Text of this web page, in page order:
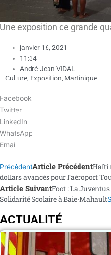
Une exposition de grande
janvier 16, 2021
11:34
André-Jean VIDAL
Culture, Exposition, Martinique
Facebook
Twitter
LinkedIn
WhatsApp
Email
PrécédentArticle PrécédentHaïti
dollars avancés pour l’aéroport
Article SuivantFoot : La
Solidarité Scolaire à Baie-Mahault
ACTUALITÉ